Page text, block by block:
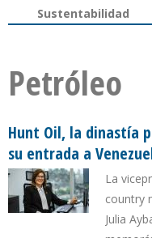
Sustentabilidad
Petróleo
Hunt Oil, la dinastía
su entrada a
La
country
Julia